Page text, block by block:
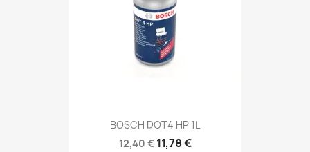
BOSCH DOT4 HP 1L
12,40 € 11,78 €